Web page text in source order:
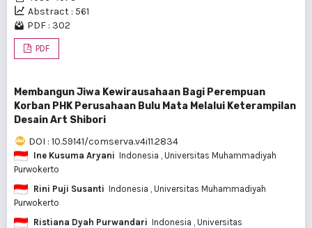
Abstract : 561
PDF : 302
PDF
Membangun Jiwa Kewirausahaan Bagi Perempuan
Korban PHK Perusahaan Bulu Mata Melalui Keterampilan
Desain Art Shibori
DOI : 10.59141/comserva.v4i11.2834
Ine Kusuma Aryani Indonesia , Universitas Muhammadiyah
Purwokerto
Rini Puji Susanti Indonesia , Universitas Muhammadiyah
Purwokerto
Ristiana Dyah Purwandari Indonesia , Universitas